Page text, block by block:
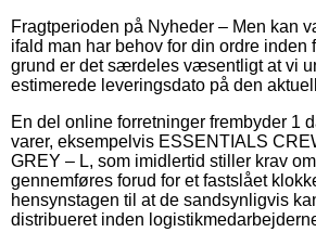
Fragtperioden på Nyheder – Men kan
ifald man har behov for din ordre inden
grund er det særdeles væsentligt at vi
estimerede leveringsdato på den
En del online forretninger frembyder 1
varer, eksempelvis ESSENTIALS
GREY – L, som imidlertid stiller krav
gennemføres forud for et fastslået
hensynstagen til at de sandsynligvis
distribueret inden